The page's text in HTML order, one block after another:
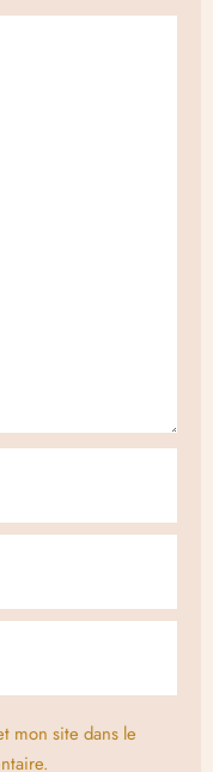
mon site dans le